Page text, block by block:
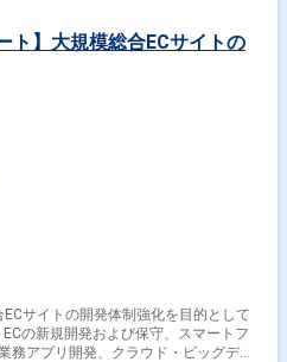
ト】大規模総合ECサイトの
サイトの開発体制強化を目的として
務アプリ開発、クラウド・ビッグデー